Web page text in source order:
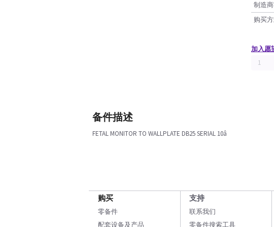
制造
购买
加入愿
备件描述
FETAL MONITOR TO WALLPLATE DB25 SERIAL 10â
购买
零备件
配套设备及产品
支持
联系我们
零备件搜索工具